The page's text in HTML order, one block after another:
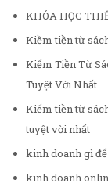
KHÓA HỌC
Kiềm tiền từ
Kiếm Tiền Từ
Tuyệt Vời Nhất
Kiếm tiền từ
tuyệt vời nhất
kinh doanh gì
kinh doanh